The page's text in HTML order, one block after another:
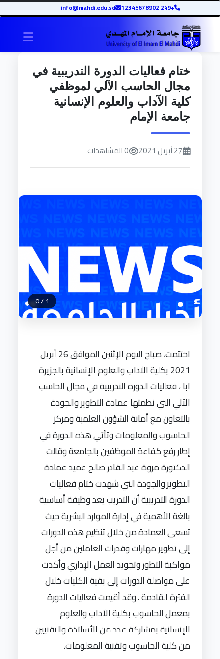
+249 12345678902
info@mahdi.edu.sd
ختام فعاليات الدورة التدريبية في
مجال الحاسب الآلي لموظفي
كلية الآداب والعلوم الإنسانية
جامعة الإمام
27 أبريل 2021 0 المشاهدات
1
/
0
اختتمت، صباح اليوم الإثنين الموافق 26 أبريل
2021 بكلية الآداب والعلوم الإنسانية بالجزيرة
ابا ، فعاليات الدورة التدريبية في مجال الحاسب
الآلي التي نظمتها عمادة التطوير والجودة
بالتعاون مع أمانة الشؤون العلمية ومركز
الحاسوب والمعلومات وتأتي هذه الدورة في
إطار رفع كفاءة الموظفين بالجامعة وقالت
الدكتورة مروة عبد القادر صالح عميد عمادة
التطوير والجودة التي شهدت ختام فعاليات
الدورة التدريبية أن التدريب يعد وظيفة أساسية
بالغة الأهمية في إدارة الموارد البشرية حيث
تسعى العمادة من خلال تنظيم هذه الدورات
إلى تطوير مه‍ارات وقدرات العاملين من أجل
مواكبة التطور وتجويد العمل الإداري وأكدت
على مواصلة الدورات إلى بقية الكليات خلال
الفترة القادمة . وقد أقيمت فعاليات الدورة
بمعمل الحاسوب بكلية الآداب والعلوم
الإنسانية بمشاركة عدد من الأساتذة والتقنيين
من كلية الحاسوب وتقنية المعلومات.